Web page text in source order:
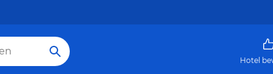
Hotel